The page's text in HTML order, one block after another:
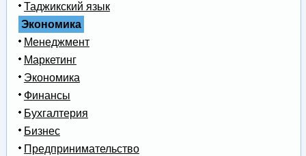
Таджикский язык
Экономика
Менеджмент
Маркетинг
Экономика
Финансы
Бухгалтерия
Бизнес
Предпринимательство